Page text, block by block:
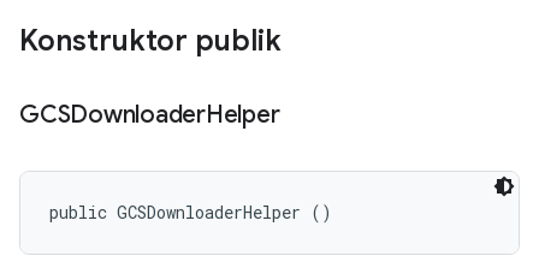
Konstruktor publik
GCSDownloaderHelper
public GCSDownloaderHelper ()